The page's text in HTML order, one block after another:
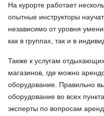
На курорте работает
опытные инструкторы
независимо от уровня
как в группах, так и в
Также к услугам
магазинов, где можно
оборудование. Правильно
оборудование во всех
эксперты по вопросам